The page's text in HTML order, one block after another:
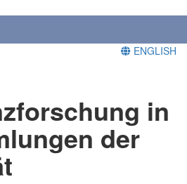
ENGLISH
in
der